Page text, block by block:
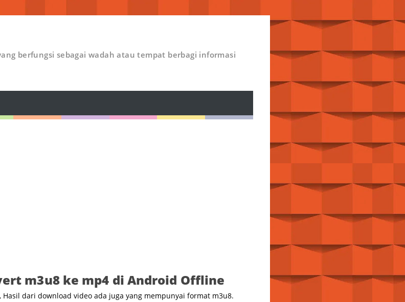
yang berfungsi sebagai wadah atau tempat berbagi informasi
m3u8 ke mp4 di Android Offline
Hasil dari download video ada juga yang mempunyai format m3u8.